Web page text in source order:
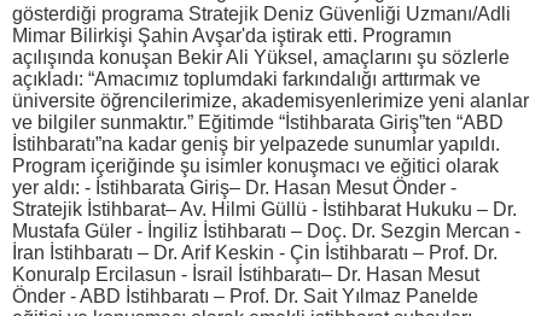
gösterdiği programa Stratejik Deniz Güvenliği Uzmanı/Adli
Mimar Bilirkişi Şahin Avşar'da iştirak etti. Programın
açılışında konuşan Bekir Ali Yüksel, amaçlarını şu sözlerle
açıkladı: “Amacımız toplumdaki farkındalığı arttırmak ve
üniversite öğrencilerimize, akademisyenlerimize yeni alanlar
ve bilgiler sunmaktır.” Eğitimde “İstihbarata Giriş”ten “ABD
İstihbaratı”na kadar geniş bir yelpazede sunumlar yapıldı.
Program içeriğinde şu isimler konuşmacı ve eğitici olarak
yer aldı: - İstihbarata Giriş– Dr. Hasan Mesut Önder -
Stratejik İstihbarat– Av. Hilmi Güllü - İstihbarat Hukuku – Dr.
Mustafa Güler - İngiliz İstihbaratı – Doç. Dr. Sezgin Mercan -
İran İstihbaratı – Dr. Arif Keskin - Çin İstihbaratı – Prof. Dr.
Konuralp Ercilasun - İsrail İstihbaratı– Dr. Hasan Mesut
Önder - ABD İstihbaratı – Prof. Dr. Sait Yılmaz Panelde